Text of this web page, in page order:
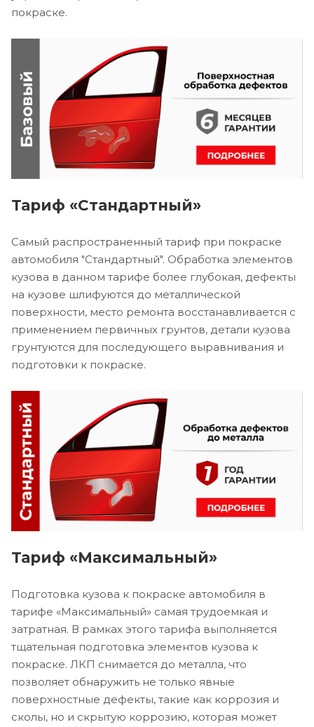
покраске.
Тариф «Стандартный»
Самый распространенный тариф при покраске
автомобиля "Стандартный". Обработка элементов
кузова в данном тарифе более глубокая, дефекты
на кузове шлифуются до металлической
поверхности, место ремонта восстанавливается с
применением первичных грунтов, детали кузова
грунтуются для последующего выравнивания и
подготовки к покраске.
Тариф «Максимальный»
Подготовка кузова к покраске автомобиля в
тарифе «Максимальный» самая трудоемкая и
затратная. В рамках этого тарифа выполняется
тщательная подготовка элементов кузова к
покраске. ЛКП снимается до металла, что
позволяет обнаружить не только явные
поверхностные дефекты, такие как коррозия и
сколы, но и скрытую коррозию, которая может